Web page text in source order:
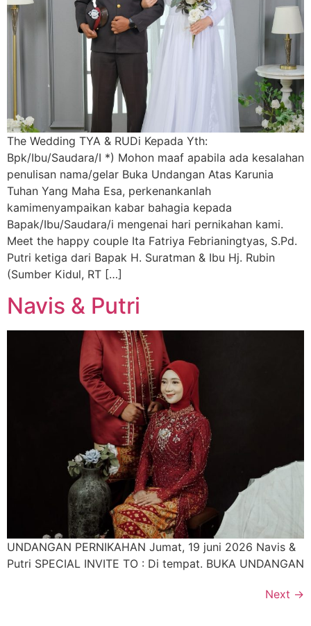
The Wedding TYA & RUDi Kepada Yth:
Bpk/Ibu/Saudara/I *) Mohon maaf apabila ada kesalahan
penulisan nama/gelar Buka Undangan Atas Karunia
Tuhan Yang Maha Esa, perkenankanlah
kamimenyampaikan kabar bahagia kepada
Bapak/Ibu/Saudara/i mengenai hari pernikahan kami.
Meet the happy couple Ita Fatriya Febrianingtyas, S.Pd.
Putri ketiga dari Bapak H. Suratman & Ibu Hj. Rubin
(Sumber Kidul, RT […]
Navis & Putri
UNDANGAN PERNIKAHAN Jumat, 19 juni 2026 Navis &
Putri SPECIAL INVITE TO : Di tempat. BUKA UNDANGAN
Next →